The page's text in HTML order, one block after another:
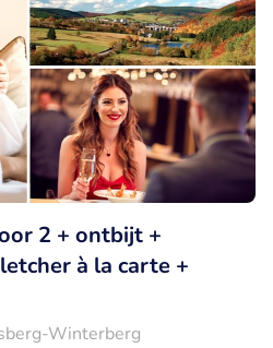
2 + ontbijt +
à la carte +
Winterberg